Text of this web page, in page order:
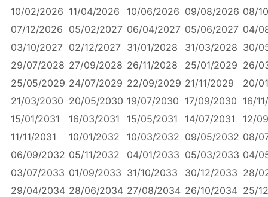
10/02/2026 11/04/2026 10/06/2026 09/08/2026 08/
07/12/2026 05/02/2027 06/04/2027 05/06/2027 04/
03/10/2027 02/12/2027 31/01/2028 31/03/2028 30/
29/07/2028 27/09/2028 26/11/2028 25/01/2029 26/
25/05/2029 24/07/2029 22/09/2029 21/11/2029
20/
21/03/2030 20/05/2030 19/07/2030 17/09/2030 16/
15/01/2031
16/03/2031 15/05/2031 14/07/2031
12/
11/11/2031
10/01/2032 10/03/2032 09/05/2032 08/
06/09/2032 05/11/2032 04/01/2033 05/03/2033 04/
03/07/2033 01/09/2033 31/10/2033 30/12/2033 28/
29/04/2034 28/06/2034 27/08/2034 26/10/2034 25/